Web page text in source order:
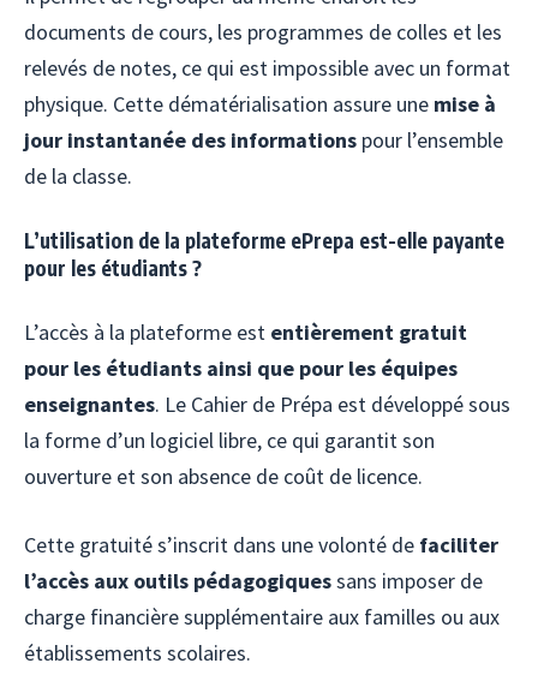
documents de cours, les programmes de colles et les
relevés de notes, ce qui est impossible avec un format
physique. Cette dématérialisation assure une mise à
jour instantanée des informations pour l’ensemble
de la classe.
L’utilisation de la plateforme ePrepa est-elle payante
pour les étudiants ?
L’accès à la plateforme est entièrement gratuit
pour les étudiants ainsi que pour les équipes
enseignantes. Le Cahier de Prépa est développé sous
la forme d’un logiciel libre, ce qui garantit son
ouverture et son absence de coût de licence.
Cette gratuité s’inscrit dans une volonté de faciliter
l’accès aux outils pédagogiquessans imposer de
charge financière supplémentaire aux familles ou aux
établissements scolaires.